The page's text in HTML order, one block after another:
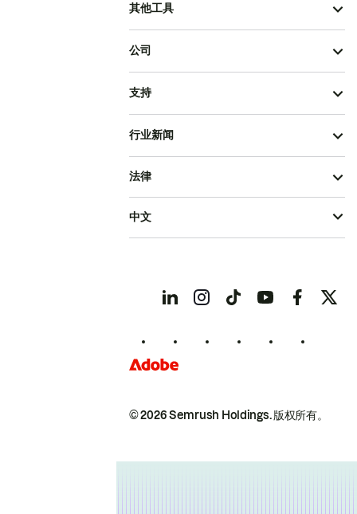
其他工具
公司
支持
行业新闻
© 2026 Semrush Holdings.版权所有。
法律
中文